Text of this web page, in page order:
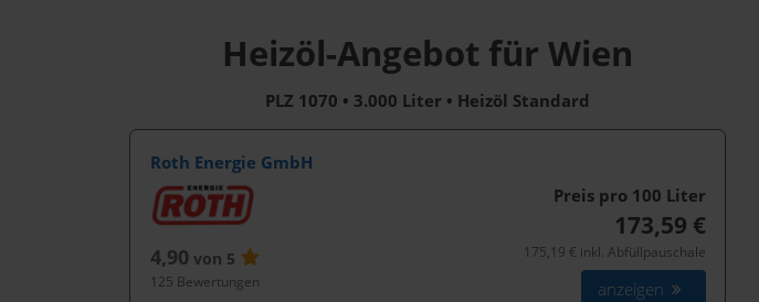
Heizöl-Angebot für Wien
PLZ 1070 • 3.000 Liter • Heizöl Standard
Roth Energie GmbH
4,90 von 5
125 Bewertungen
Preis pro 100 Liter
173,59 €
175,19 € inkl. Abfüllpauschale
anzeigen